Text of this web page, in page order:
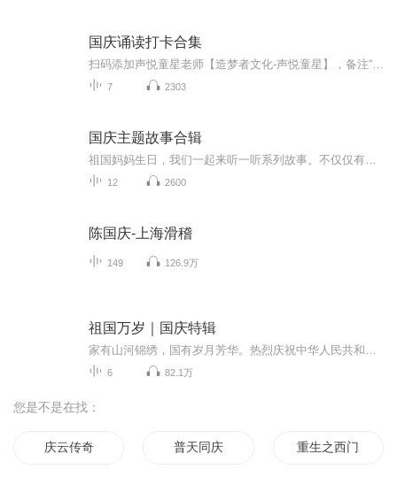
国庆诵读打卡合集
7 2303
国庆主题故事合辑
12 2600
陈国庆-上海滑稽
149 126.9万
祖国万岁｜国庆特辑
6 82.1万
您是不是在找：
庆云传奇 普天同庆 重生之西门庆